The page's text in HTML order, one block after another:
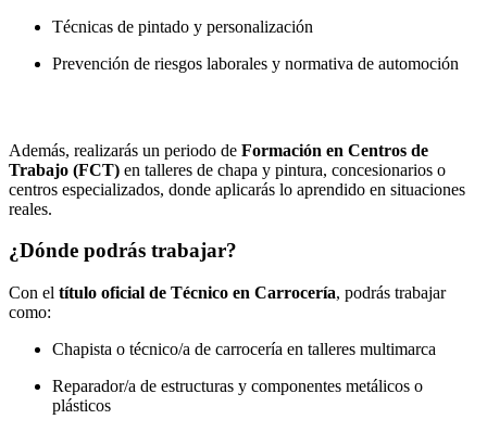
Técnicas de pintado y personalización
Prevención de riesgos laborales y normativa de automoción
Además, realizarás un periodo de Formación en Centros de
Trabajo (FCT) en talleres de chapa y pintura, concesionarios o
centros especializados, donde aplicarás lo aprendido en situaciones
reales.
¿Dónde podrás trabajar?
Con el título oficial de Técnico en Carrocería, podrás trabajar
como:
Chapista o técnico/a de carrocería en talleres multimarca
Reparador/a de estructuras y componentes metálicos o
plásticos